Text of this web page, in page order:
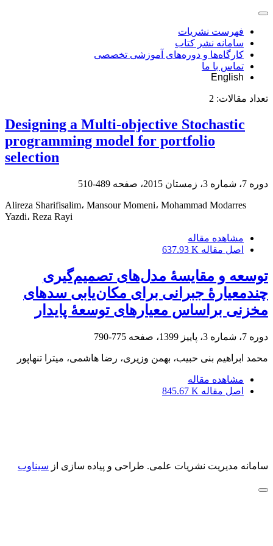
فهرست نشریات
سامانه نشر کتاب
کارگاه‌ها و دوره‌های آموزشی تخصصی
تماس با ما
English
تعداد مقالات: 2
Designing a Multi-objective Stochastic
programming model for portfolio
selection
دوره 7، شماره 3، زمستان 2015، صفحه 489-510
Alireza Sharifisalim، Mansour Momeni، Mohammad Modarres
Yazdi، Reza Rayi
مشاهده مقاله
اصل مقاله 637.93 K
توسعه و مقایسۀ مدل‌های تصمیم‌گیری
چندمعیارۀ جبرانی برای مکان‌یابی سدهای
مخزنی براساس معیار‏های توسعۀ پایدار
دوره 7، شماره 3، پاییز 1399، صفحه 775-790
محمد ابراهیم بنی حبیب، بهمن وزیری، رضا هاشمی، میترا تنهاپور
مشاهده مقاله
اصل مقاله 845.67 K
سامانه مدیریت نشریات علمی. طراحی و پیاده سازی از سیناوب